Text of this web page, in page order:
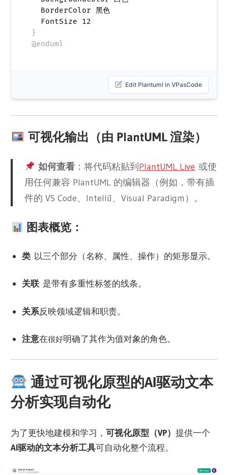
  BorderColor 黑色
}
@enduml
Edit Plantuml in VPasCode
可视化输出（由 PlantUML 渲染）
如何查看 ：将代码粘贴到 PlantUML Live 或使
用任何兼容 PlantUML 的编辑器（例如，带有插
件的 VS Code、IntelliJ、Visual Paradigm）。
图表概览：
类以三个部分（名称、属性、操作）的矩形显示。
关联是带有多重性标签的线条。
关系反映领域逻辑和职责。
注意在很好明确了其作为值对象的角色。
通过可视化原型的AI驱动文本
分析实现自动化
为了更快地建模和学习，可视化原型（VP）提供一个
AI驱动的文本分析工具可自动化整个流程。